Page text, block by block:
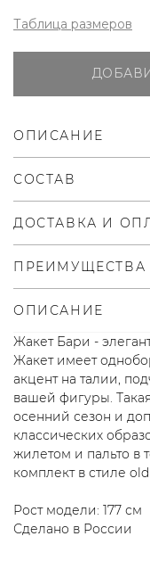
Таблица размеров
ОПИСАНИЕ
СОСТАВ
ДОСТАВКА И
ПРЕИМУЩЕСТВА
ОПИСАНИЕ
Жакет Бари -
Жакет имеет
акцент на талии,
вашей фигуры.
осенний сезон и
классических
жилетом и пальто в
комплект в стиле
Рост модели: 177 см
Сделано в России